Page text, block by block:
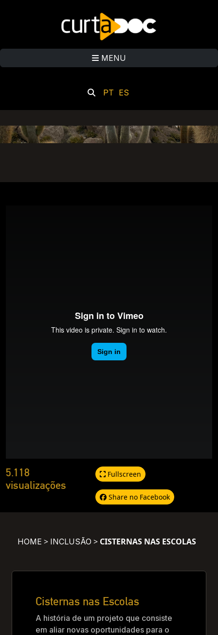
MENU
PT ES
5.118
visualizações
Fullscreen
Share no Facebook
HOME > INCLUSÃO > CISTERNAS NAS ESCOLAS
Cisternas nas Escolas
A história de um projeto que consiste
em aliar novas oportunidades para o